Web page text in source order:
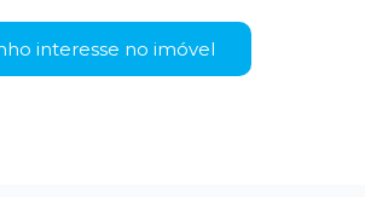
interesse no imóvel